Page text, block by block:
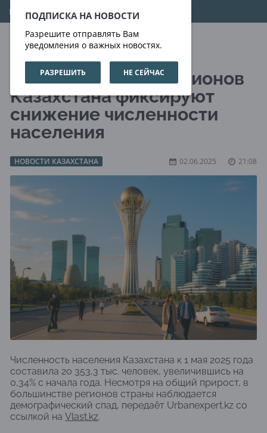
ПОДПИСКА НА НОВОСТИ
Разрешите отправлять Вам
уведомления о важных новостях.
РАЗРЕШИТЬ НЕ СЕЙЧАС
07.08.2026 07:41:32
Более половины регионов
Казахстана фиксируют
снижение численности
населения
НОВОСТИ КАЗАХСТАНА 02.06.2025 21:08
Численность населения Казахстана к 1 мая 2025 года
составила 20 353,3 тыс. человек, увеличившись на
0,34% с начала года. Несмотря на общий прирост, в
большинстве регионов страны наблюдается
демографический спад, передаёт Urbanexpert.kz со
ссылкой на Vlast.kz.